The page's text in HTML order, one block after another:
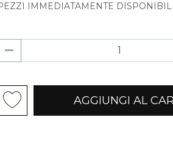
IMMEDIATAMENTE
AGGIUNGI AL